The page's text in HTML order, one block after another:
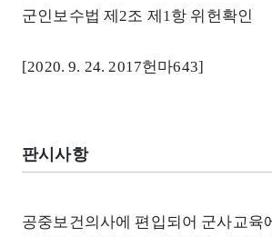
군인보수법 제2조 제1항 위헌확인
[2020. 9. 24. 2017헌마643]
판시사항
공중보건의사에 편입되어 군사교육